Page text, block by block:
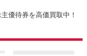
主優待券を高価買取中！